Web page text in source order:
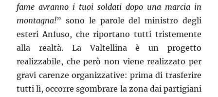
fame avranno i tuoi soldati dopo una marcia in
montagna!” sono le parole del ministro degli
esteri Anfuso, che riportano tutti tristemente
alla realtà. La Valtellina è un progetto
realizzabile, che però non viene realizzato per
gravi carenze organizzative: prima di trasferire
tutti lì, occorre sgombrare la zona dai partigiani